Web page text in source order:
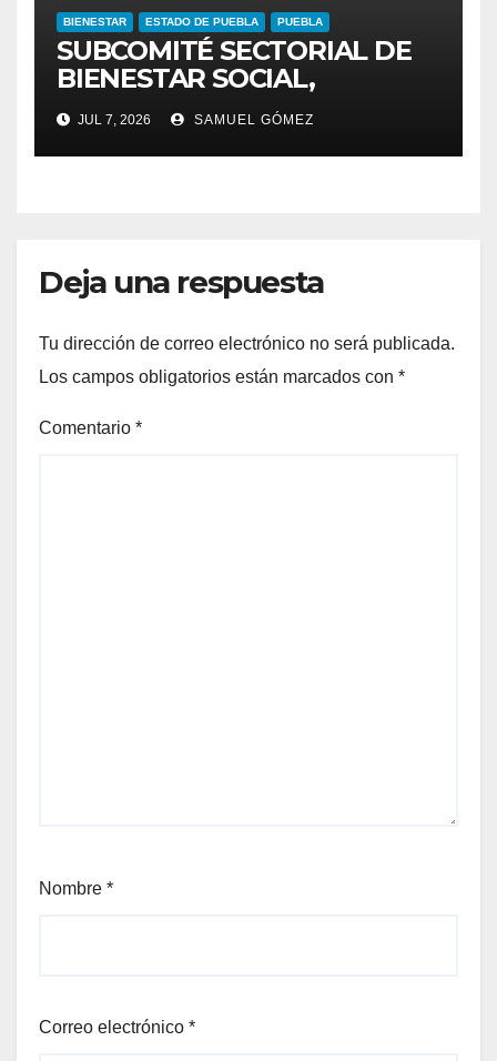
BIENESTAR ESTADO DE PUEBLA PUEBLA
SUBCOMITÉ SECTORIAL DE
BIENESTAR SOCIAL,
CONSTRUYE SOLUCIONES
PARA COMBATIR LA
POBREZA
JUL 7, 2026 SAMUEL GÓMEZ
Deja una respuesta
Tu dirección de correo electrónico no será publicada.
Los campos obligatorios están marcados con *
Comentario *
Nombre *
Correo electrónico *